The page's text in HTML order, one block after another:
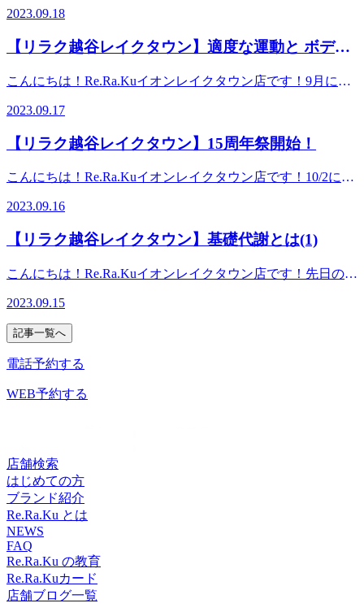
967-5051JR武蔵野線 越谷レイクタウン駅より徒歩約10分マ
験ください★
しよう＾＾━━━━━━━━━━━━━━━━━━……‥・
☆★☆新しい健康を考えるRe.Ra.Ku イオンレイクタウン店
営業時間10：00～21：00（最終受付20：20） 〒343-0828
埼玉県越谷市レイクタウン3-1-1イオンレイクタウン
mori2FTEL 048-967-5051JR武蔵野線 越谷レイクタウン駅より
徒歩約10分マッサージより気持ちいい！？リラクのボディケ
本人は間違えなく感じている症状決して、どちらが良い悪い
いう良さ、東洋医学は長期だが、体に負担がかかりにくいと
お客様から伺う「疲れやすい/だるい/冷える」といった体の
ゃないけど体調不良予備軍と考えていただき、本来であれば
放置したり我慢しない方がいい状態のものは早めに手を打っ
ておきたいところですね。“病気になってから治す”ではな
く“病気になる前に予防する”のように、ボディケアにおいて
も、“体が痛くなってからほぐす”ではなく“溜め込んで痛く
ならないように定期的にメンテナンス”このようにお身体と
生活を送れるのではないかな？と思います。※リラクではマ
様々な健康に対するアドバイスの提案をしております。一緒
━━━━━━━━━━━━━━━━━━……‥・☆★☆新し
い健康を考えるRe.Ra.Ku イオンレイクタウン店営業時間
10：00～21：00（最終受付20：20） 〒343-0828埼玉県越
谷市レイクタウン3-1-1イオンレイクタウンmori2FTEL 048-
967-5051JR武蔵野線 越谷レイクタウン駅より徒歩約10分マ
ッサージより気持ちいい！？リラクのボディケアをぜひご体
にかけては【おなかケア】というオプションがオススメで
い関連性がありますので、腰がおつらい方にも適した施術で
す。夏の食べ物で胃腸に負担をかけてしまっている方も通常
のボディケアと組合せてぜひ受けてみて下さい。現在、イオ
【150分カスタムコース】を実施中。お時間の中で、お身体
ースです。もちろん、おなかケアもお選びいただけます※リ
合わせた様々な健康に対するアドバイスの提案をしておりま
━━━━━━━━━━━━━━━━━━……‥・☆★☆新し
い健康を考えるRe.Ra.Ku イオンレイクタウン店営業時間
10：00～21：00（最終受付20：20） 〒343-0828埼玉県越
谷市レイクタウン3-1-1イオンレイクタウンmori2FTEL 048-
967-5051JR武蔵野線 越谷レイクタウン駅より徒歩約10分マ
ッサージより気持ちいい！？リラクのボディケアをぜひご体
人も多いと思いますがたまには連絡をとってみたり会いに行
ってみたりしてみてはいかがでしょうか？おじいちゃん、お
ばあちゃんたちを労わるのとあわせて自分自身のお身体も労
ますのでお早めに店舗まで足を運んでみてください！※リラ
クではマッサージのようなほぐしだけではなく、お客様に合
す。一緒にこれからの未来を健康に過ごしましよう＾＾
━━━━━━━━━━━━━━━━━━……‥・☆★☆新し
い健康を考えるRe.Ra.Ku イオンレイクタウン店営業時間
谷市レイクタウン3-1-1イオンレイクタウンmori2FTEL 048-
ッサージより気持ちいい！？リラクのボディケアをぜひご体
2023.09.18
【リラク越谷レイクタウン】適度な運動と ボディ
こんにちは！Re.Ra.Kuイオンレイクタウン店です！9月にな
なかった気がするくらい外を歩くだけで汗ばんでしまいま
す。とは言え、少しずつですが冬が近づいて来ていて年末に
かけて、何かするための種まきは正に今、やっておかないと
身体をしっかりケアして免疫力を高め病気を予防し身体がい
つでも動かせるように、適度な運動とボディメンテナンスが
ースという新メニューをお披露目して丁度半年となりますが
しっかりしたほぐしと、メリハリあるストレッチで大変人気
なメニューと成長しました。まだ受けた事がない方は、是非
違いが実感できると思いますよ(^^ ※リラクではマッサージ
に対するアドバイスの提案をしております。一緒にこれから
━━━━━━━━━━━━━━━━━━……‥・☆★☆新し
い健康を考えるRe.Ra.Ku イオンレイクタウン店営業時間
10：00～21：00（最終受付20：20） 〒343-0828埼玉県越
ッサージより気持ちいい！？リラクのボディケアをぜひご体
験ください★
2023.09.17
【リラク越谷レイクタウン】15周年祭開始！
こんにちは！Re.Ra.Kuイオンレイクタウン店です！10/2に開
周年祭がスタートしています！お得な情報が盛りだくさんで
ワクワクしますね♪♪そこで、当店もお得すぎる限定コースを
ご用意しました。本日はこちらのご案内をさせていただきま
お早めに！！150分間の中で、受けたいものをご自身で組み
上げる楽しさもありますが、わからないや…って方はお身体
のお疲れにあったコースをセラピストがご提案させていただ
きます！！私も休みの日に来て受けたいなぁって思うくらい
とっても！とっても！！目玉商品となります！！！これを機
に、Re.Ra.Kuのコースを色々と受けてみるのはいかがでしょ
させていただきます。今日からシルバーウィーク☆彡大気の
るアドバイスの提案をしております。一緒にこれからの未来
を健康に過ごしましよう＾＾
━━━━━━━━━━━━━━━━━━……‥・☆★☆新し
い健康を考えるRe.Ra.Ku イオンレイクタウン店営業時間
10：00～21：00（最終受付20：20） 〒343-0828埼玉県越
谷市レイクタウン3-1-1イオンレイクタウンmori2FTEL 048-
967-5051JR武蔵野線 越谷レイクタウン駅より徒歩約10分マ
ッサージより気持ちいい！？リラクのボディケアをぜひご体
験ください★
2023.09.16
【リラク越谷レイクタウン】基礎代謝とは(1)
こんにちは！Re.Ra.Kuイオンレイクタウン店です！先日のブ
だけ！と書きましたが“代謝”について今日はお勉強しましょ
う！まず…「ダイエットをしても痩せにくくなった」「おな
か周りの脂肪が気になるようになった」と感じたことはあり
ませんか？もしかすると「基礎代謝の低下」が原因かも？？
維持するために【必要最低限なエネルギー】。じっとしてい
後加齢とともに徐々に基礎代謝は下がっていきます。基礎代
謝は筋肉量や体質など、様々な要素から影響を受けます。運
動をして筋肉量を増やしたり、適切な食生活を実践したり
で、上げることができます。※ここについては、また次の機
会にお話しますね♪【基礎代謝が高い＝1日に消費するカロリ
ーが多い】特に運動をしなくても多くのカロリーを消費する
ので、「基礎代謝が高い体＝太りにくい体」ともいえます。
肥満を防ぎ、若い頃の体形を維持するには、基礎代謝を高め
ることが大切という事です。基礎代謝を上げるのに、特別な
2023.09.15
記事一覧へ
電話予約する
WEB予約する
店舗検索
はじめての方
ブランド紹介
Re.Ra.Ku とは
NEWS
FAQ
Re.Ra.Ku の教育
Re.Ra.Kuカード
店舗ブログ一覧